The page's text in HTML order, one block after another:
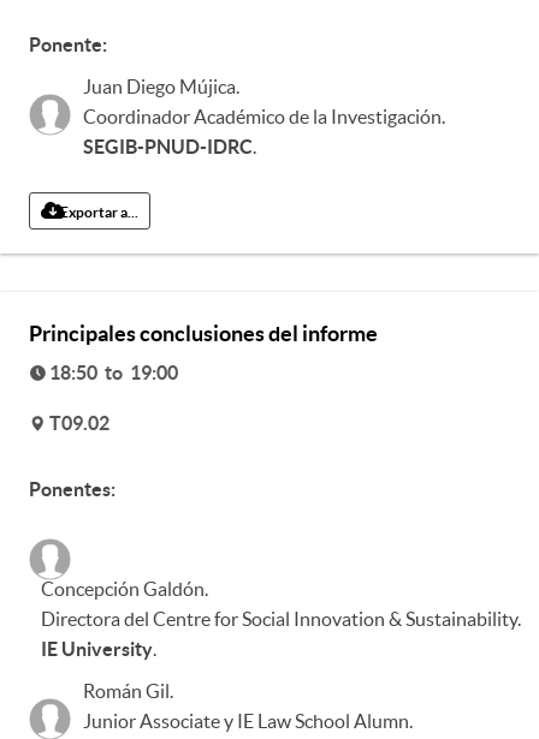
Ponente:
Juan Diego Mújica.
Coordinador Académico de la Investigación.
SEGIB-PNUD-IDRC.
Exportar a...
Principales conclusiones del informe
18:50 to 19:00
v T09.02
Ponentes:
Concepción Galdón.
Directora del Centre for Social Innovation & Sustainability.
IE University.
Román Gil.
Junior Associate y IE Law School Alumn.